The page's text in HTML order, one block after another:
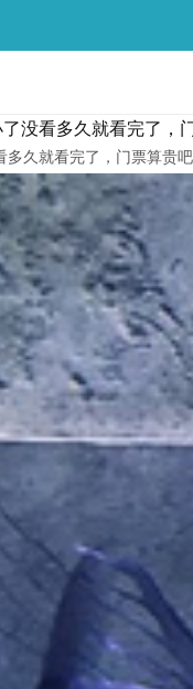
没看多久就看完了，
久就看完了，门票算贵